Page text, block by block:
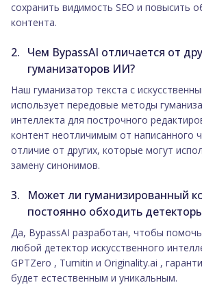
сохранить видимость SEO и повысить
контента.
Чем BypassAI отличается от
гуманизаторов ИИ?
Наш гуманизатор текста с
использует передовые методы
интеллекта для построчного
контент неотличимым от написанного
отличие от других, которые могут
замену синонимов.
Может ли гуманизированный
постоянно обходить
Да, BypassAI разработан, чтобы
любой детектор искусственного
GPTZero , Turnitin и Originality.ai ,
будет естественным и уникальным.